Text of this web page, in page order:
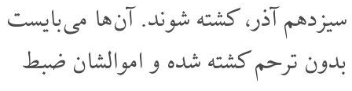
سیزدهم آذر، کشته شوند. آن ها می بایست
بدون ترحم کشته شده و اموالشان ضبط